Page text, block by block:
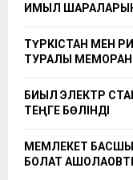
ҚИМЫЛ
ТҮРКІСТАН МЕН
ТУРАЛЫ
БИЫЛ ЭЛЕКТР
ТЕҢГЕ БӨЛІНДІ
МЕМЛЕКЕТ
БОЛАТ